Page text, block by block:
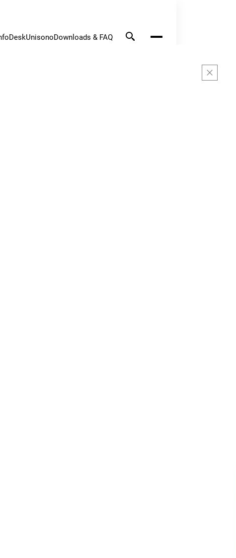
UnisonoDownloads & FAQ
fermo»
Michèle Schönbächler è una delle migliori musiciste
musica regala le emozioni più grandi».